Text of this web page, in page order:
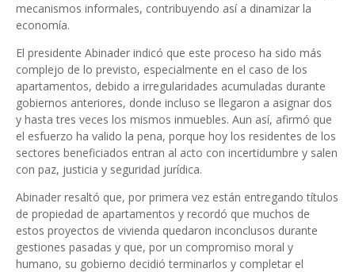
mecanismos informales, contribuyendo así a dinamizar la
economía.
El presidente Abinader indicó que este proceso ha sido más
complejo de lo previsto, especialmente en el caso de los
apartamentos, debido a irregularidades acumuladas durante
gobiernos anteriores, donde incluso se llegaron a asignar dos
y hasta tres veces los mismos inmuebles. Aun así, afirmó que
el esfuerzo ha valido la pena, porque hoy los residentes de los
sectores beneficiados entran al acto con incertidumbre y salen
con paz, justicia y seguridad jurídica.
Abinader resaltó que, por primera vez están entregando títulos
de propiedad de apartamentos y recordó que muchos de
estos proyectos de vivienda quedaron inconclusos durante
gestiones pasadas y que, por un compromiso moral y
humano, su gobierno decidió terminarlos y completar el